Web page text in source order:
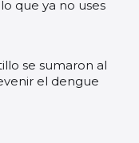
que ya no uses
se sumaron al
el dengue